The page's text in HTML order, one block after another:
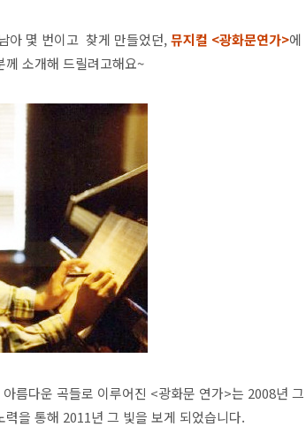
아 몇 번이고 찾게 만들었던,뮤지컬 <광화문연가>에
소개해 드릴려고해요~
름다운 곡들로 이루어진 <광화문 연가>는 2008년 그
을 통해 2011년 그 빛을 보게 되었습니다.